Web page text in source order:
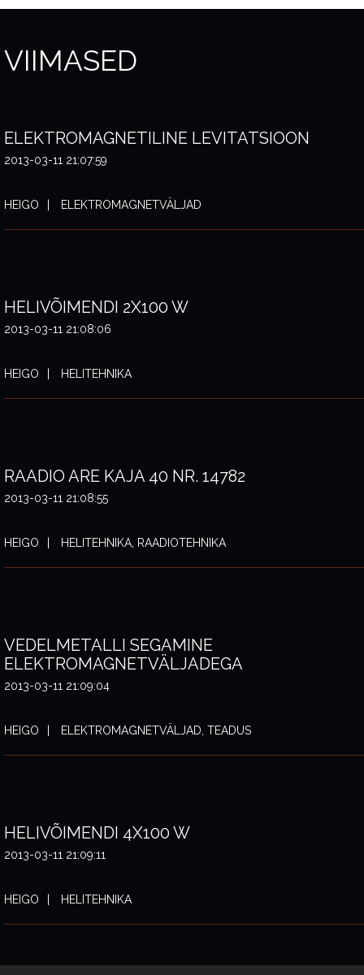
VIIMASED
ELEKTROMAGNETILINE LEVITATSIOON
2013-03-11 21:07:59
HEIGO ELEKTROMAGNETVÄLJAD
HELIVÕIMENDI 2X100 W
2013-03-11 21:08:06
HEIGO HELITEHNIKA
RAADIO ARE KAJA 40 NR. 14782
2013-03-11 21:08:55
HEIGO HELITEHNIKA, RAADIOTEHNIKA
VEDELMETALLI SEGAMINE
ELEKTROMAGNETVÄLJADEGA
2013-03-11 21:09:04
HEIGO ELEKTROMAGNETVÄLJAD, TEADUS
HELIVÕIMENDI 4X100 W
2013-03-11 21:09:11
HEIGO HELITEHNIKA